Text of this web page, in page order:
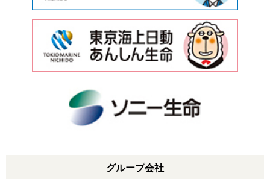
グループ会社